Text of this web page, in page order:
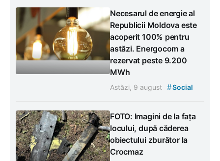
Necesarul de energie al
Republicii Moldova este
acoperit 100% pentru
astăzi. Energocom a
rezervat peste 9.200
MWh
Astăzi, 9 august #Social
FOTO: Imagini de la fața
locului, după căderea
obiectului zburător la
Crocmaz